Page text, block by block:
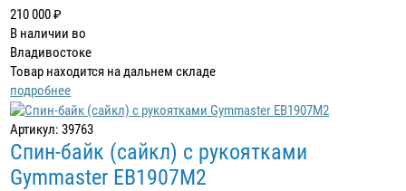
210 000 ₽
В наличии во
Владивостоке
Товар находится на дальнем складе
подробнее
Артикул: 39763
Спин-байк (сайкл) с рукоятками
Gymmaster EB1907M2